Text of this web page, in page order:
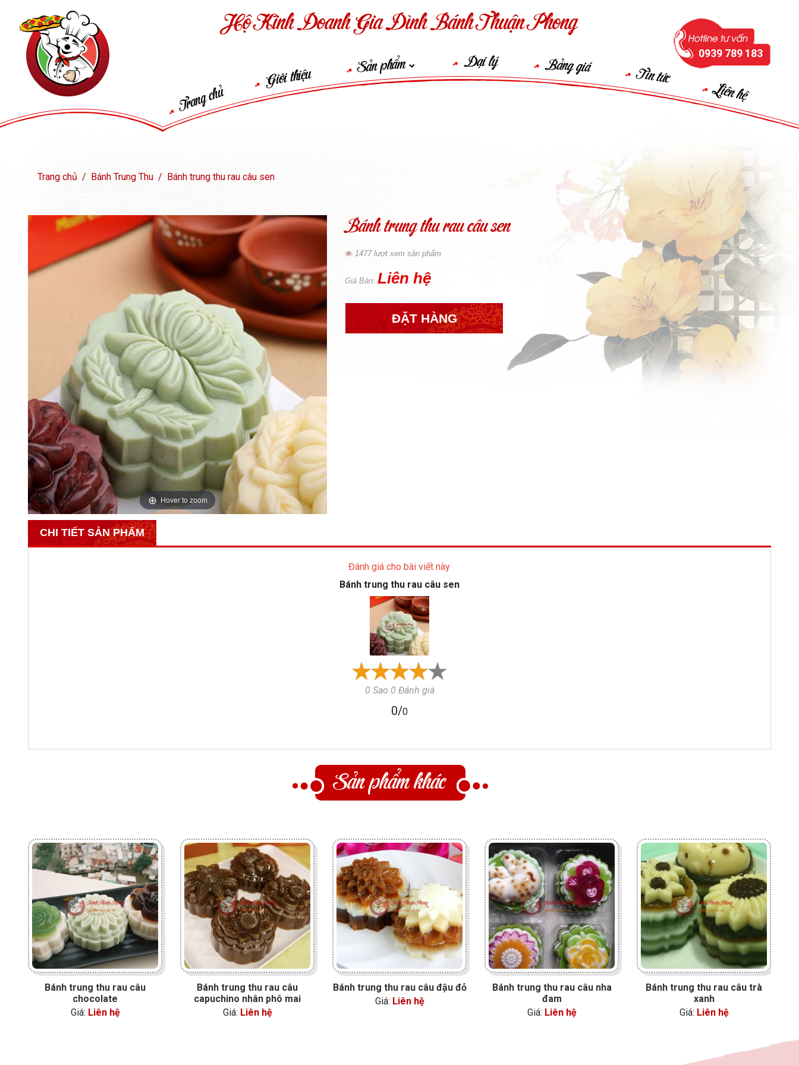
Hộ Kinh Doanh Gia Đình Bánh Thuận Phong
0939 789 183
Trang chủ
Giới thiệu
Sản phẩm Đại lý Bảng giá Tin tức
Liên hệ
Trang chủ Bánh Trung Thu Bánh trung thu rau câu sen
Hover to zoom
Bánh trung thu rau câu sen
1477 lượt xem sản phẩm
Giá Bán:Liên hệ
ĐẶT HÀNG
CHI TIẾT SẢN PHẨM
Đánh giá cho bài viết này
Bánh trung thu rau câu sen
0 Sao 0 Đánh giá
0/0
Sản phẩm khác
Bánh trung thu rau câu
chocolate
Giá: Liên hệ
Bánh trung thu rau câu
capuchino nhân phô mai
Giá: Liên hệ
Bánh trung thu rau câu đậu đỏ
Giá: Liên hệ
Bánh trung thu rau câu nha
đam
Giá: Liên hệ
Bánh trung thu rau câu trà
xanh
Giá: Liên hệ